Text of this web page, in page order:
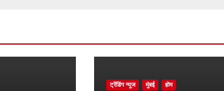
ट्रेंडिंग न्यूज मुंबई होम